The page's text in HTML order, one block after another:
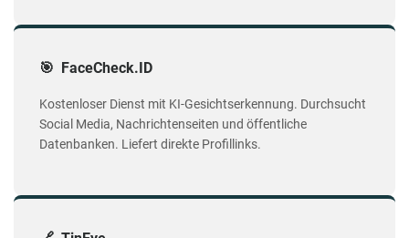
🎯 FaceCheck.ID
Kostenloser Dienst mit KI-Gesichtserkennung. Durchsucht
Social Media, Nachrichtenseiten und öffentliche
Datenbanken. Liefert direkte Profillinks.